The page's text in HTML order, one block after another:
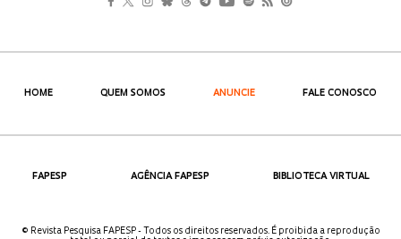
HOME QUEM SOMOS ANUNCIE FALE CONOSCO
FAPESP AGÊNCIA FAPESP BIBLIOTECA VIRTUAL
© Revista Pesquisa FAPESP - Todos os direitos reservados. É proibida a reprodução